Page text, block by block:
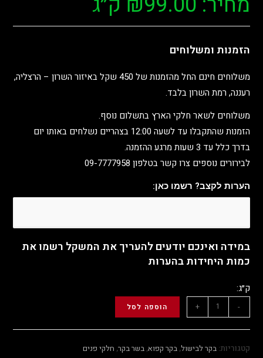
הזמנות ומשלוחים
משלוחים חינם החל מהזמנות של 450 שקל באיזור השרון – הרצליה,
רעננה, רמת השרון בלבד.
משלוחים לשאר חלקי הארץ בתשלום נוסף.
הזמנות שהתקבלו עד לשעה 12:00 בצהריים נשלחים באותו יום
בדרך כלל עד 3 שעות מרגע ההזמנה.
לבירורים נוספים צרו קשר בטלפון 09-7777958
הערות לקצב? רשמו כאן:
במידה ואינכם יודעים להעריך את המשקל רשמו את
כמות היחידות בהערות
ק״ג:
-
+ הוספה לסל
קטגוריות:בקר לבישול,בקר קפוא,בשר בקר, חלקי פנים